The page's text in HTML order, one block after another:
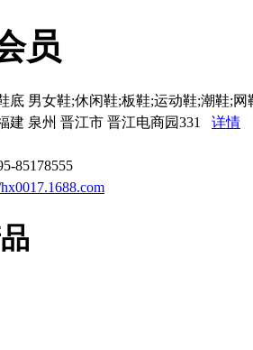
员
底 男女鞋;休闲鞋;板鞋;运动鞋;潮鞋;
建 泉州 晋江市 晋江电商园331 详情
85178555